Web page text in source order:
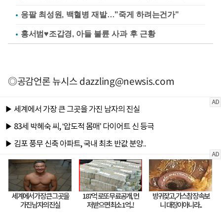
응팔 최성원, 백혈병 재발…"죽게 하려는건가"
홍서범♥조갑경, 아들 불륜 사과 후 근황
◎공감언론 뉴시스dazzling@newsis.com